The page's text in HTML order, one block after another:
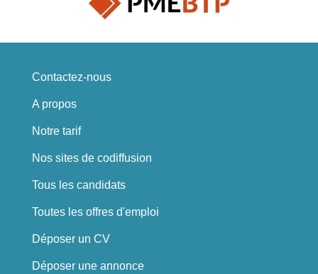
Contactez-nous
A propos
Notre tarif
Nos sites de codiffusion
Tous les candidats
Toutes les offres d'emploi
Déposer un CV
Déposer une annonce